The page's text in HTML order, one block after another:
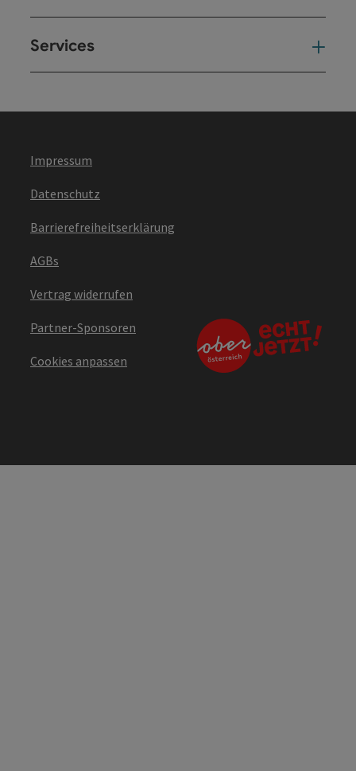
Services
Impressum
Datenschutz
Barrierefreiheitserklärung
AGBs
Vertrag widerrufen
Partner-Sponsoren
Cookies anpassen